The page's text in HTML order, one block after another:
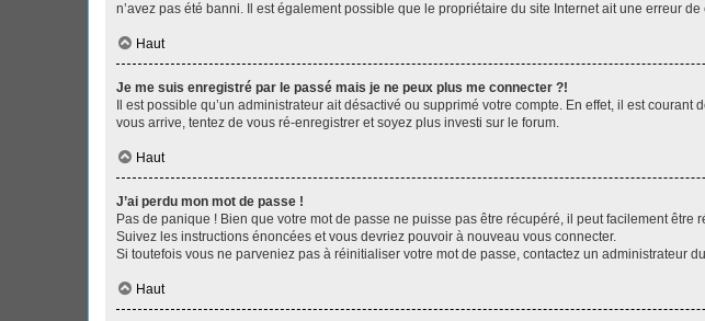
n’avez pas été banni. Il est également possible que le propriétaire du site Internet ait une erreur
Haut
Je me suis enregistré par le passé mais je ne peux plus me connecter ?!
Il est possible qu’un administrateur ait désactivé ou supprimé votre compte. En effet, il est
vous arrive, tentez de vous ré-enregistrer et soyez plus investi sur le forum.
Haut
J’ai perdu mon mot de passe !
Pas de panique ! Bien que votre mot de passe ne puisse pas être récupéré, il peut facilement
Suivez les instructions énoncées et vous devriez pouvoir à nouveau vous connecter.
Si toutefois vous ne parveniez pas à réinitialiser votre mot de passe, contactez un administrateur
Haut